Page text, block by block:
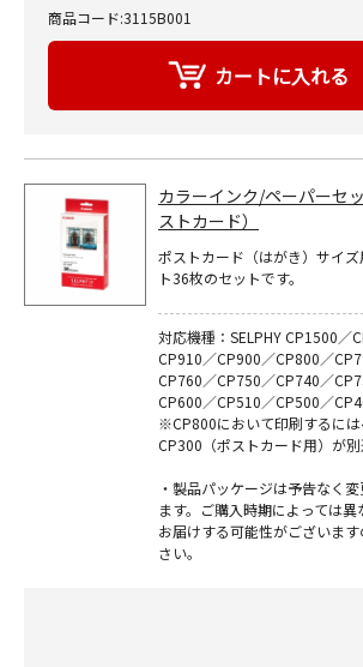
商品コード:3115B001
カラーインク/ペーパーセ
ストカード）
ポストカード（はがき）サイ
ト36枚のセットです。
対応機種：SELPHY CP1500／
CP910／CP900／CP800／
CP760／CP750／CP740／
CP600／CP510／CP500／
※CP800において印刷するに
CP300（ポストカード用）が別
・製品パッケージは予告なく
ます。ご購入時期によっては
お届けする可能性がございま
さい。